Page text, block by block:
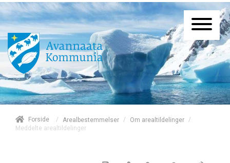
Forside / Arealbestemmelser / Om arealtildelinger
/
Meddelte arealtildelinger